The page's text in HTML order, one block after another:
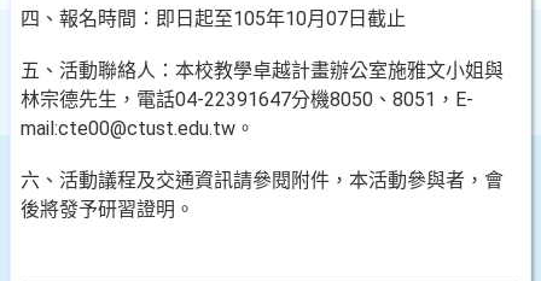
四、報名時間：即日起至105年10月07日截止
五、活動聯絡人：本校教學卓越計畫辦公室施雅文小姐與
林宗德先生，電話04-22391647分機8050、8051，E-
mail:cte00@ctust.edu.tw。
六、活動議程及交通資訊請參閱附件，本活動參與者，會
後將發予研習證明。